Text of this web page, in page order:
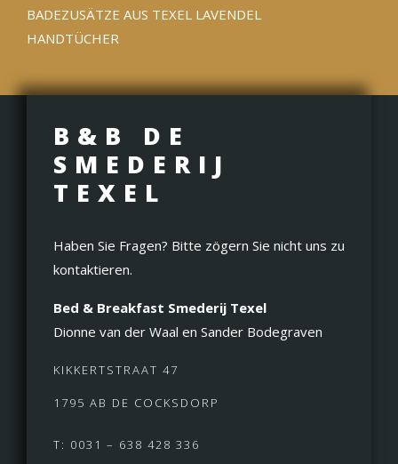
BADEZUSÄTZE AUS TEXEL LAVENDEL
HANDTÜCHER
B&B DE
SMEDERIJ
TEXEL
Haben Sie Fragen? Bitte zögern Sie nicht uns zu
kontaktieren.
Bed & Breakfast Smederij Texel
Dionne van der Waal en Sander Bodegraven
KIKKERTSTRAAT 47
1795 AB DE COCKSDORP
T: 0031 – 638 428 336